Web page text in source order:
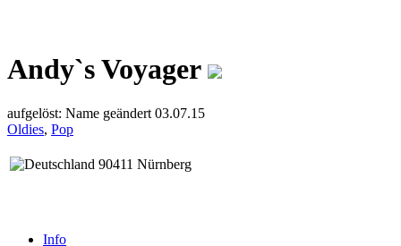
Andy`s Voyager
aufgelöst: Name geändert 03.07.15
Oldies, Pop
90411 Nürnberg
Info